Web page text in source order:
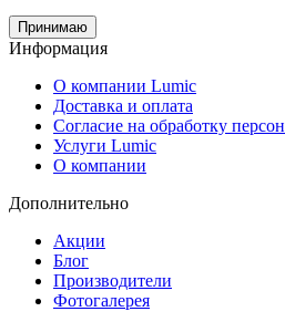
Принимаю
Информация
О компании Lumic
Доставка и оплата
Согласие на обработку
Услуги Lumic
О компании
Дополнительно
Акции
Блог
Производители
Фотогалерея